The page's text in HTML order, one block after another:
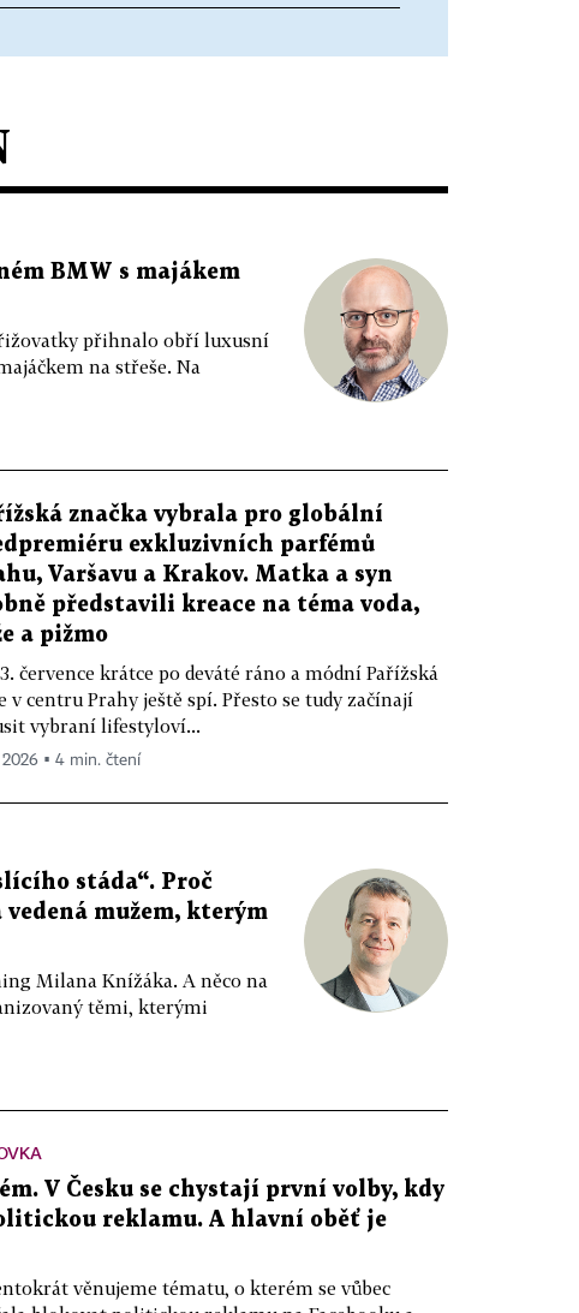
BMW s majákem
přihnalo obří luxusní
na střeše. Na
značka vybrala pro globální
exkluzivních parfémů
Varšavu a Krakov. Matka a syn
představili kreace na téma voda,
a pižmo
července krátce po deváté ráno a módní Pařížská
v centru Prahy ještě spí. Přesto se tudy začínají
vybraní lifestyloví...
▪ 4 min. čtení
stáda“. Proč
mužem, kterým
Milana Knížáka. A něco na
těmi, kterými
V Česku se chystají první volby, kdy
reklamu. A hlavní oběť je
věnujeme tématu, o kterém se vůbec